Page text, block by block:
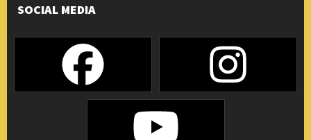
SOCIAL MEDIA